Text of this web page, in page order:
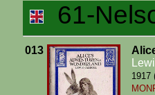
61-
013
1917